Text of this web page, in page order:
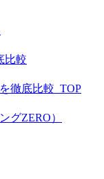
比較
徹底比較_TOP
グZERO）